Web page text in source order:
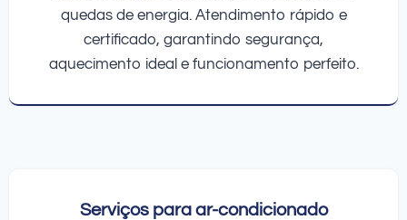
quedas de energia. Atendimento rápido e
certificado, garantindo segurança,
aquecimento ideal e funcionamento perfeito.
Serviços para ar-condicionado